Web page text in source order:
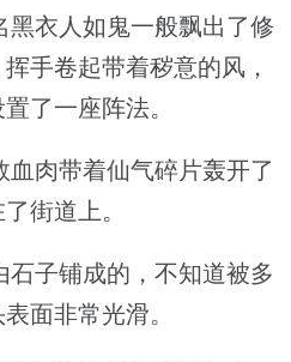
衣人如鬼一般飘出了修
手卷起带着秽意的风，
了一座阵法。
肉带着仙气碎片轰开了
街道上。
子铺成的，不知道被多
面非常光滑。